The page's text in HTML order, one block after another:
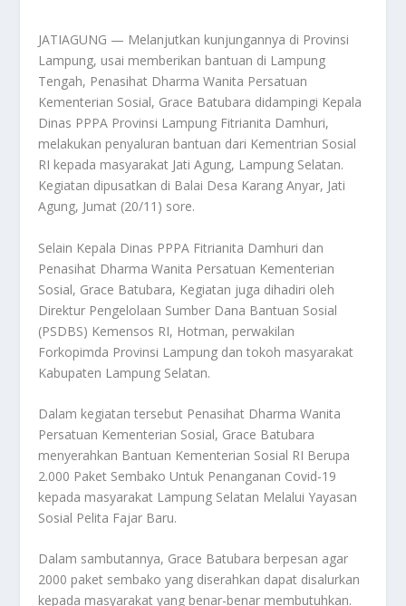
JATIAGUNG — Melanjutkan kunjungannya di Provinsi
Lampung, usai memberikan bantuan di Lampung
Tengah, Penasihat Dharma Wanita Persatuan
Kementerian Sosial, Grace Batubara didampingi Kepala
Dinas PPPA Provinsi Lampung Fitrianita Damhuri,
melakukan penyaluran bantuan dari Kementrian Sosial
RI kepada masyarakat Jati Agung, Lampung Selatan.
Kegiatan dipusatkan di Balai Desa Karang Anyar, Jati
Agung, Jumat (20/11) sore.
Selain Kepala Dinas PPPA Fitrianita Damhuri dan
Penasihat Dharma Wanita Persatuan Kementerian
Sosial, Grace Batubara, Kegiatan juga dihadiri oleh
Direktur Pengelolaan Sumber Dana Bantuan Sosial
(PSDBS) Kemensos RI, Hotman, perwakilan
Forkopimda Provinsi Lampung dan tokoh masyarakat
Kabupaten Lampung Selatan.
Dalam kegiatan tersebut Penasihat Dharma Wanita
Persatuan Kementerian Sosial, Grace Batubara
menyerahkan Bantuan Kementerian Sosial RI Berupa
2.000 Paket Sembako Untuk Penanganan Covid-19
kepada masyarakat Lampung Selatan Melalui Yayasan
Sosial Pelita Fajar Baru.
Dalam sambutannya, Grace Batubara berpesan agar
2000 paket sembako yang diserahkan dapat disalurkan
kepada masyarakat yang benar-benar membutuhkan.